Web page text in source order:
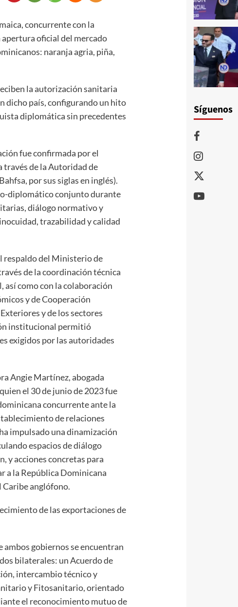
concurrente con la
oficial del mercado
naranja agria, piña,
la autorización sanitaria
dicho país, configurando un hito
diplomática sin precedentes
fue confirmada por el
través de la Autoridad de
por sus siglas en inglés).
diplomático conjunto durante
diálogo normativo y
trazabilidad y calidad
respaldo del Ministerio de
de la coordinación técnica
así como con la colaboración
y de Cooperación
y de los sectores
institucional permitió
exigidos por las autoridades
Angie Martínez, abogada
el 30 de junio de 2023 fue
concurrente ante la
de relaciones
impulsado una dinamización
espacios de diálogo
y acciones concretas para
a la República Dominicana
Caribe anglófono.
de las exportaciones de
ambos gobiernos se encuentran
bilaterales: un Acuerdo de
intercambio técnico y
y Fitosanitario, orientado
el reconocimiento mutuo de
Síguenos